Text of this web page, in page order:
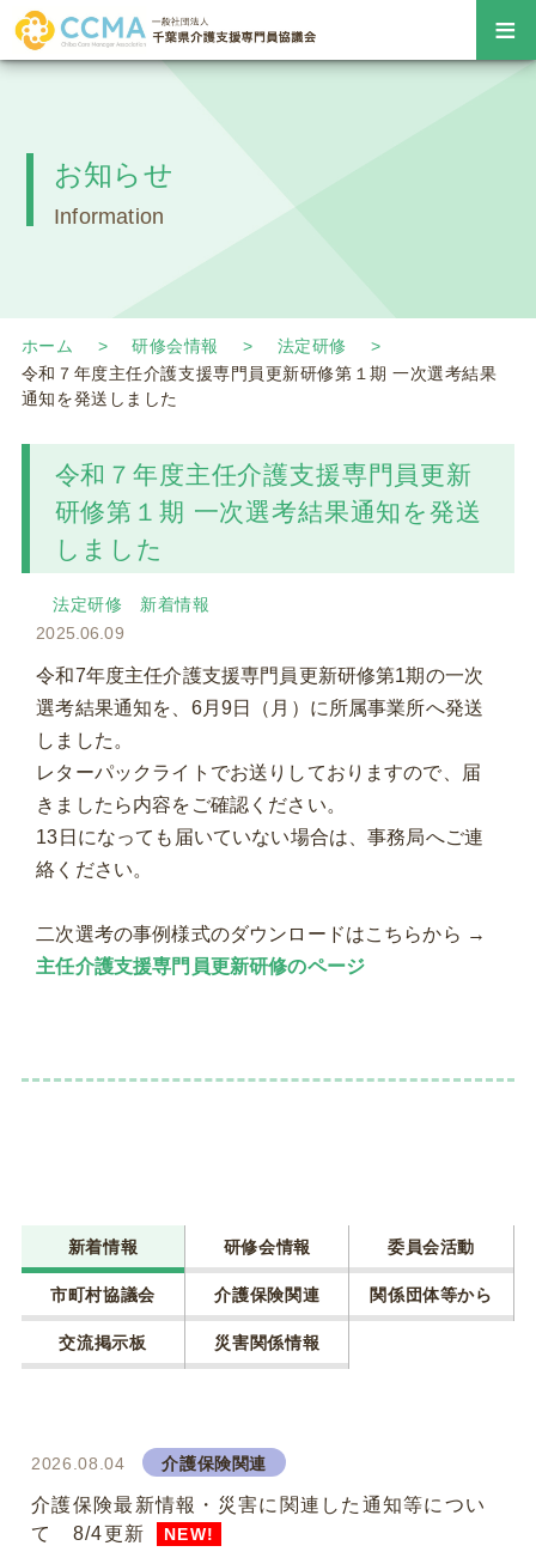
≡
お知らせ
Information
ホーム 研修会情報
法定研修
令和７年度主任介護支援専門員更新研修第１期 一次選考結果
通知を発送しました
令和７年度主任介護支援専門員更新
研修第１期 一次選考結果通知を発送
しました
法定研修
新着情報
2025.06.09
令和7年度主任介護支援専門員更新研修第1期の一次
選考結果通知を、6月9日（月）に所属事業所へ発送
しました。
レターパックライトでお送りしておりますので、届
きましたら内容をご確認ください。
13日になっても届いていない場合は、事務局へご連
絡ください。
二次選考の事例様式のダウンロードはこちらから →
主任介護支援専門員更新研修のページ
新着情報 研修会情報 委員会活動
市町村協議会 介護保険関連 関係団体等から
交流掲示板 災害関係情報
2026.08.04 介護保険関連
介護保険最新情報・災害に関連した通知等につい
て 8/4更新
NEW!